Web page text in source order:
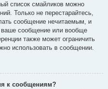
список смайликов можно
Только не перестарайтесь,
сообщение нечитаемым, и
ваше сообщение или вообще
также может ограничить
использовать в сообщении.
к сообщениям?